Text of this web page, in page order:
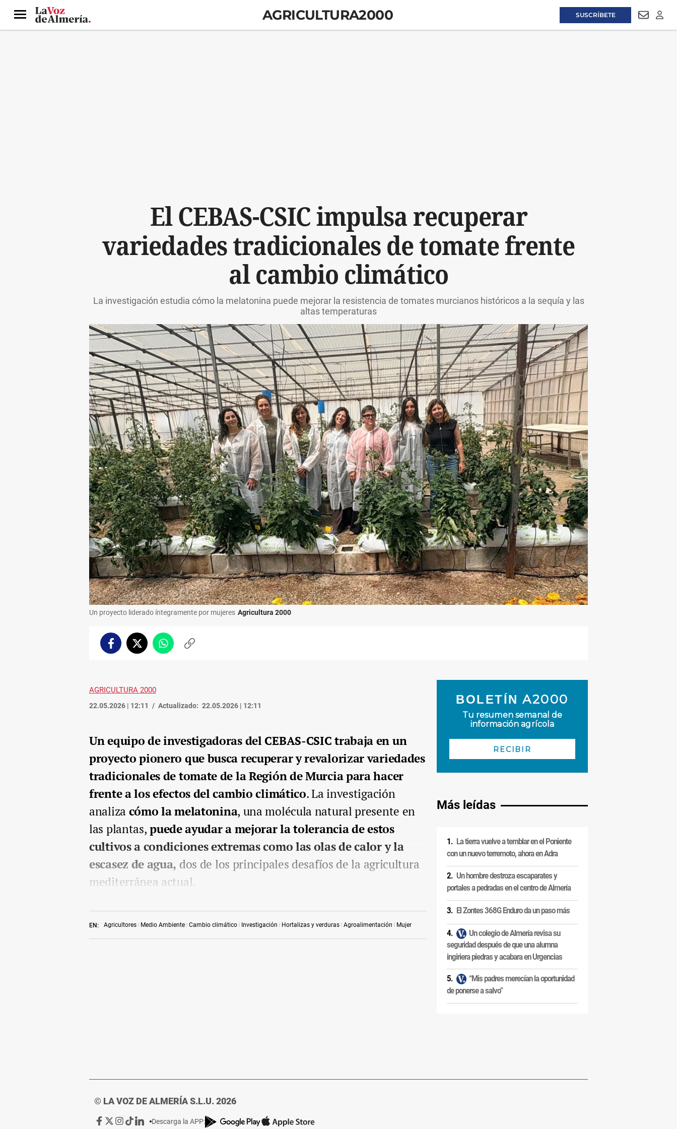
SUSCRÍBETE
Menú AGRICULTURA2000
El CEBAS-CSIC impulsa recuperar
variedades tradicionales de tomate frente
al cambio climático
La investigación estudia cómo la melatonina puede mejorar la resistencia de tomates murcianos históricos a la sequía y las
altas temperaturas
Un proyecto liderado íntegramente por mujeres Agricultura 2000
FacebookTwitterWhatsappCopiar
AGRICULTURA 2000
22.05.2026 | 12:11 Actualizado: 22.05.2026 | 12:11
EN: Agricultores Medio Ambiente Cambio climático Investigación Hortalizas y verduras Agroalimentación Mujer
Un equipo de investigadoras del CEBAS-CSIC trabaja en un
proyecto pionero que busca recuperar y revalorizar variedades
tradicionales de tomate de la Región de Murcia para hacer
frente a los efectos del cambio climático. La investigación
analiza cómo la melatonina, una molécula natural presente en
las plantas,puede ayudar a mejorar la tolerancia de estos
cultivos a condiciones extremas como las olas de calor y la
escasez de agua, dos de los principales desafíos de la agricultura
mediterránea actual.
Más leídas
La tierra vuelve a temblar en el Poniente
con un nuevo terremoto, ahora en Adra
Un hombre destroza escaparates y
portales a pedradas en el centro de Almería
El Zontes 368G Enduro da un paso más
Un colegio de Almería revisa su
seguridad después de que una alumna
ingiriera piedras y acabara en Urgencias
“Mis padres merecían la oportunidad
de ponerse a salvo”
© LA VOZ DE ALMERÍA S.L.U. 2026
Ir
Ir
Ir Ir Ir
Descarga la APP: